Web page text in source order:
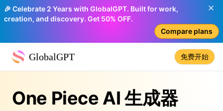
🎉 Celebrate 2 Years with GlobalGPT. Built for work,
creation, and discovery. Get 50% OFF.
Compare plans
GlobalGPT 免费开始
One Piece AI 生成器